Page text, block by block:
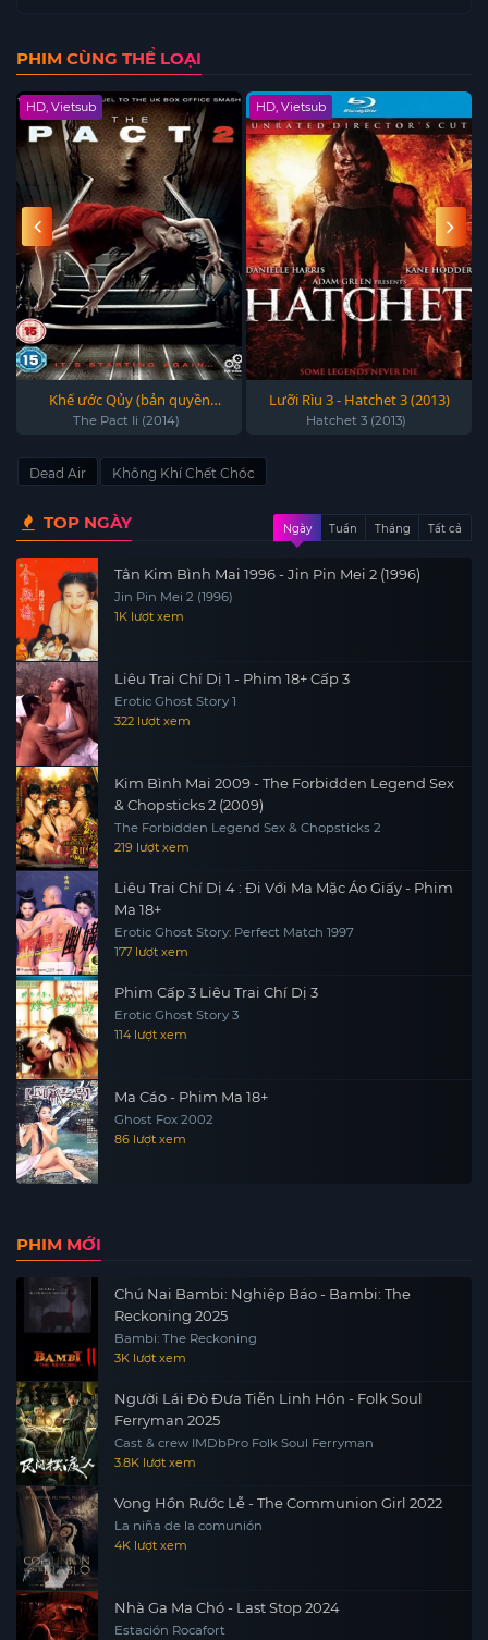
PHIM CÙNG THỂ LOẠI
HD, Vietsub
Khế ước Qủy (bản quyền
Fafilm) - The Pact Ii (2014)
The Pact Ii (2014)
HD, Vietsub
Lưỡi Rìu 3 - Hatchet 3 (2013)
Hatchet 3 (2013)
Dead Air Không Khí Chết Chóc
TOP NGÀY Ngày Tuần Tháng Tất cả
Tân Kim Bình Mai 1996 - Jin Pin Mei 2 (1996)
Jin Pin Mei 2 (1996)
1K lượt xem
Liêu Trai Chí Dị 1 - Phim 18+ Cấp 3
Erotic Ghost Story 1
322 lượt xem
Kim Bình Mai 2009 - The Forbidden Legend Sex
& Chopsticks 2 (2009)
The Forbidden Legend Sex & Chopsticks 2
219 lượt xem
Liêu Trai Chí Dị 4 : Đi Với Ma Mặc Áo Giấy - Phim
Ma 18+
Erotic Ghost Story: Perfect Match 1997
177 lượt xem
Phim Cấp 3 Liêu Trai Chí Dị 3
Erotic Ghost Story 3
114 lượt xem
Ma Cáo - Phim Ma 18+
Ghost Fox 2002
86 lượt xem
PHIM MỚI
Chú Nai Bambi: Nghiệp Báo - Bambi: The
Reckoning 2025
Bambi: The Reckoning
3K lượt xem
Người Lái Đò Đưa Tiễn Linh Hồn - Folk Soul
Ferryman 2025
Cast & crew IMDbPro Folk Soul Ferryman
3.8K lượt xem
Vong Hồn Rước Lễ - The Communion Girl 2022
La niña de la comunión
4K lượt xem
Nhà Ga Ma Chó - Last Stop 2024
Estación Rocafort